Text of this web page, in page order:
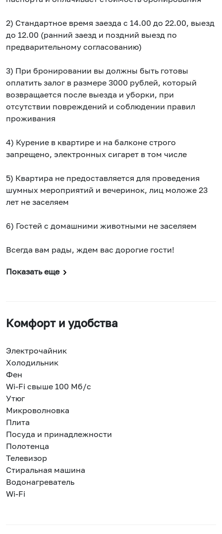
2) Стандартное время заезда с 14.00 до 22.00, выезд
до 12.00 (ранний заезд и поздний выезд по
предварительному согласованию)
3) При бронировании вы должны быть готовы
оплатить залог в размере 3000 рублей, который
возвращается после выезда и уборки, при
отсутствии повреждений и соблюдении правил
проживания
4) Курение в квартире и на балконе строго
запрещено, электронных сигарет в том числе
5) Квартира не предоставляется для проведения
шумных мероприятий и вечеринок, лиц моложе 23
лет не заселяем
6) Гостей с домашними животными не заселяем
Всегда вам рады, ждем вас дорогие гости!
Показать еще
Комфорт и удобства
Электрочайник
Холодильник
Фен
Wi-Fi свыше 100 Мб/с
Утюг
Микроволновка
Плита
Посуда и принадлежности
Полотенца
Телевизор
Стиральная машина
Водонагреватель
Wi-Fi